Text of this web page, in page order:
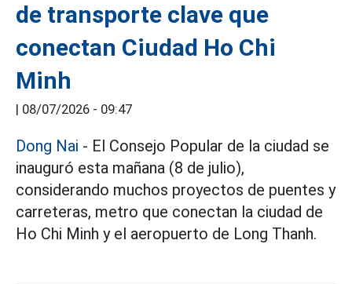
de transporte clave que
conectan Ciudad Ho Chi
Minh
| 08/07/2026 - 09:47
Dong Nai - El Consejo Popular de la ciudad se
inauguró esta mañana (8 de julio),
considerando muchos proyectos de puentes y
carreteras, metro que conectan la ciudad de
Ho Chi Minh y el aeropuerto de Long Thanh.